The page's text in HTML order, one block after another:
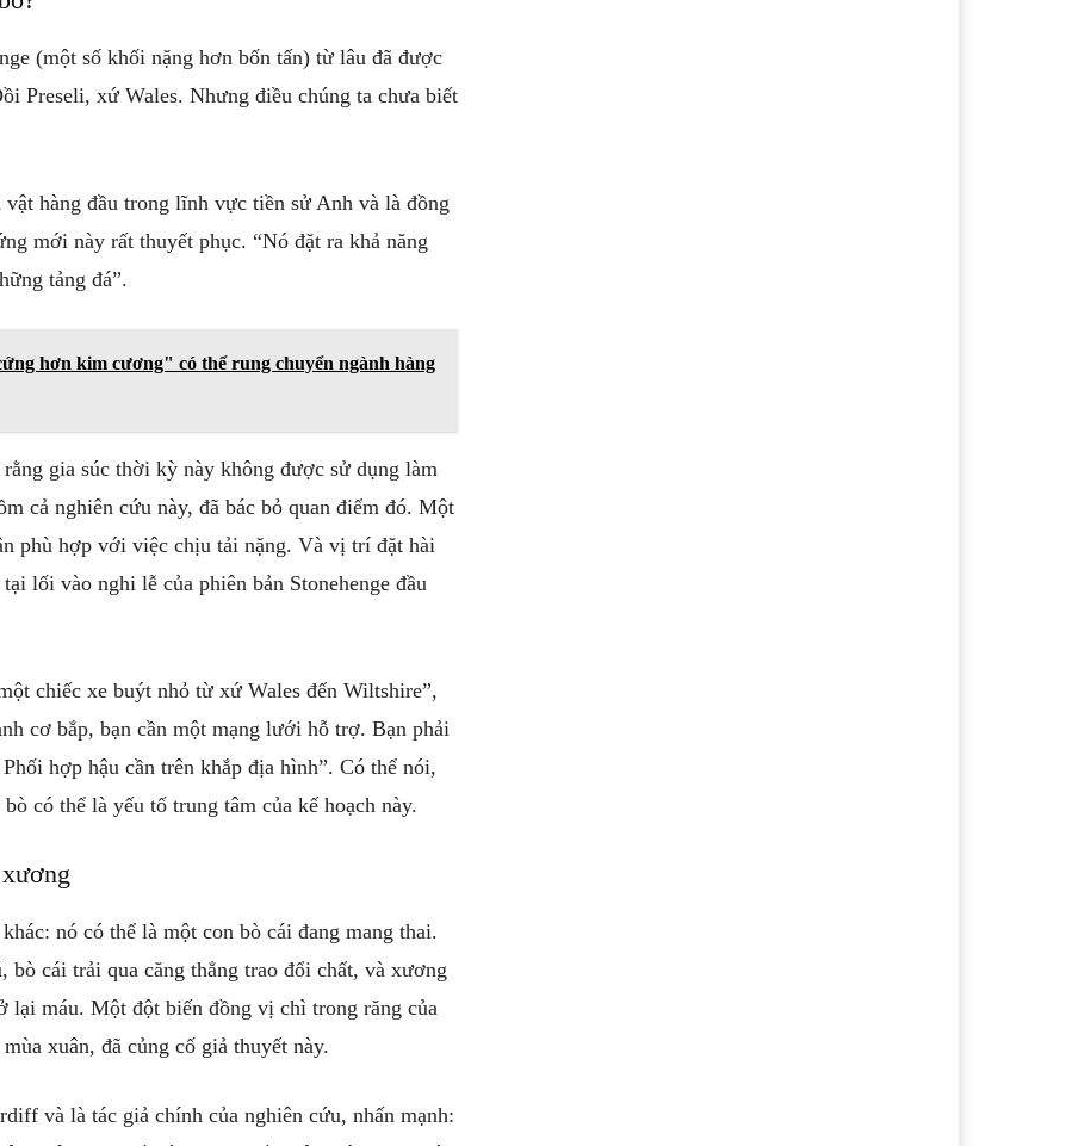
(một số khối nặng hơn bốn tấn) từ lâu đã được
Preseli, xứ Wales. Nhưng điều chúng ta chưa biết
hàng đầu trong lĩnh vực tiền sử Anh và là đồng
mới này rất thuyết phục. “Nó đặt ra khả năng
tảng đá”.
hơn kim cương" có thể rung chuyển ngành hàng
gia súc thời kỳ này không được sử dụng làm
cả nghiên cứu này, đã bác bỏ quan điểm đó. Một
phù hợp với việc chịu tải nặng. Và vị trí đặt hài
lối vào nghi lễ của phiên bản Stonehenge đầu
chiếc xe buýt nhỏ từ xứ Wales đến Wiltshire”,
cơ bắp, bạn cần một mạng lưới hỗ trợ. Bạn phải
hợp hậu cần trên khắp địa hình”. Có thể nói,
có thể là yếu tố trung tâm của kế hoạch này.
nó có thể là một con bò cái đang mang thai.
bò cái trải qua căng thẳng trao đổi chất, và xương
lại máu. Một đột biến đồng vị chì trong răng của
xuân, đã củng cố giả thuyết này.
và là tác giả chính của nghiên cứu, nhấn mạnh: